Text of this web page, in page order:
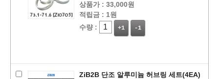
상품가 : 33,000원
적립금 : 1원
수량 :
+1 -1
ZiB2B 단조 알루미늄 허브링 세트(4EA)